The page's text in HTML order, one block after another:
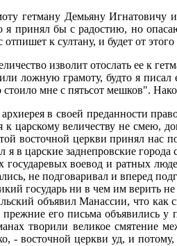
гетману Демьяну Игнатовичу
я принял бы с радостию, но
к султану, и будет от
изволит отослать ее к
ложную грамоту, будто я писал
мне с пятьсот мешков".
в своей преданности
царскому величеству не смею,
восточной церкви принял нас
в царские заднепровские
воевод и ратных
не подговаривал и вперед
государь ни в чем им верить
объявил Манассии, что как
его письма объявились
творили великое смятение
- восточной церкви уд, и